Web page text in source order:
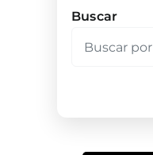
Buscar